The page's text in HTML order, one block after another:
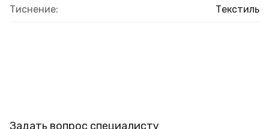
Тиснение: Текстиль
Задать вопрос специалисту